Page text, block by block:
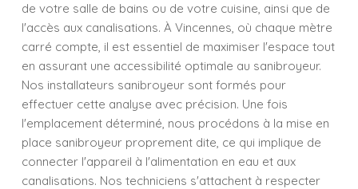
de votre salle de bains ou de votre cuisine, ainsi que de
l'accès aux canalisations. À Vincennes, où chaque mètre
carré compte, il est essentiel de maximiser l'espace tout
en assurant une accessibilité optimale au sanibroyeur.
Nos installateurs sanibroyeur sont formés pour
effectuer cette analyse avec précision. Une fois
l'emplacement déterminé, nous procédons à la mise en
place sanibroyeur proprement dite, ce qui implique de
connecter l'appareil à l'alimentation en eau et aux
canalisations. Nos techniciens s'attachent à respecter